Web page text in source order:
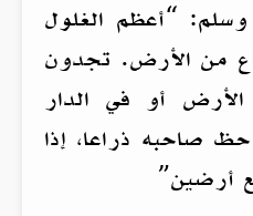
“أعظم الغلول
من الأرض. تجدون
أو في الدار
صاحبه ذراعا، إذا
أرضين”